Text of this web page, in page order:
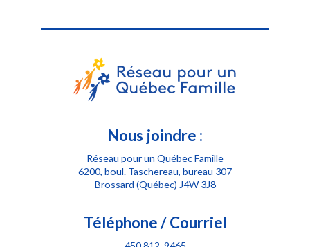
Nous joindre :
Réseau pour un Québec Famille
6200, boul. Taschereau, bureau 307
Brossard (Québec) J4W 3J8
Téléphone / Courriel